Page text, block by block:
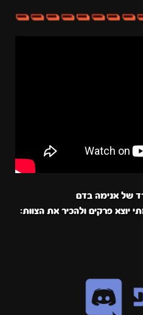
של אנימה בדם
יוצא פרקים ולהכיר את הצוות: